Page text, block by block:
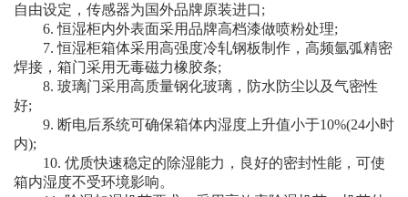
自由设定，传感器为国外品牌原装进口;
6. 恒湿柜内外表面采用品牌高档漆做喷粉处理;
7. 恒湿柜箱体采用高强度冷轧钢板制作，高频氩弧精密
焊接，箱门采用无毒磁力橡胶条;
8. 玻璃门采用高质量钢化玻璃，防水防尘以及气密性
好;
9. 断电后系统可确保箱体内湿度上升值小于10%(24小时
内);
10. 优质快速稳定的除湿能力，良好的密封性能，可使
箱内湿度不受环境影响。